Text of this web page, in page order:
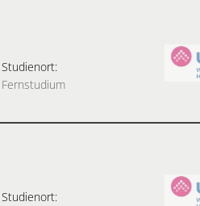
Studienort:
Fernstudium
Studienort: